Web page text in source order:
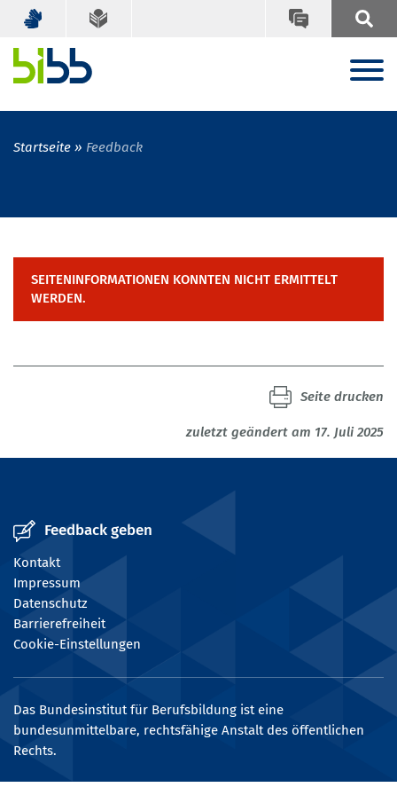
Startseite Feedback
SEITENINFORMATIONEN KONNTEN NICHT ERMITTELT
WERDEN.
zuletzt geändert am 17. Juli 2025
Seite drucken
Feedback geben
Kontakt
Impressum
Datenschutz
Barrierefreiheit
Cookie-Einstellungen
Das Bundesinstitut für Berufsbildung ist eine
bundesunmittelbare, rechtsfähige Anstalt des öffentlichen
Rechts.